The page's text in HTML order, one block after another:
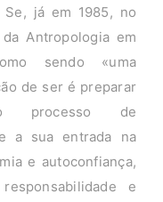
já em 1985, no
Antropologia em
sendo «uma
de ser é preparar
processo de
a sua entrada na
e autoconfiança,
e